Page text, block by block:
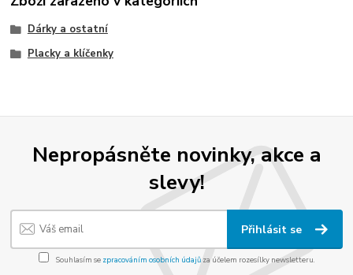
Dárky a ostatní
Placky a klíčenky
Nepropásněte novinky, akce a
slevy!
Přihlásit se
Souhlasím se zpracováním osobních údajůza účelem rozesílky newsletteru.